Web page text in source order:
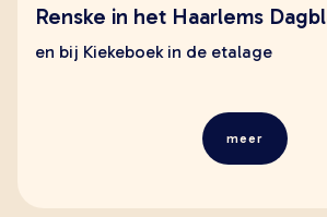
Renske in het Haarlems
en bij Kiekeboek in de etalage
meer